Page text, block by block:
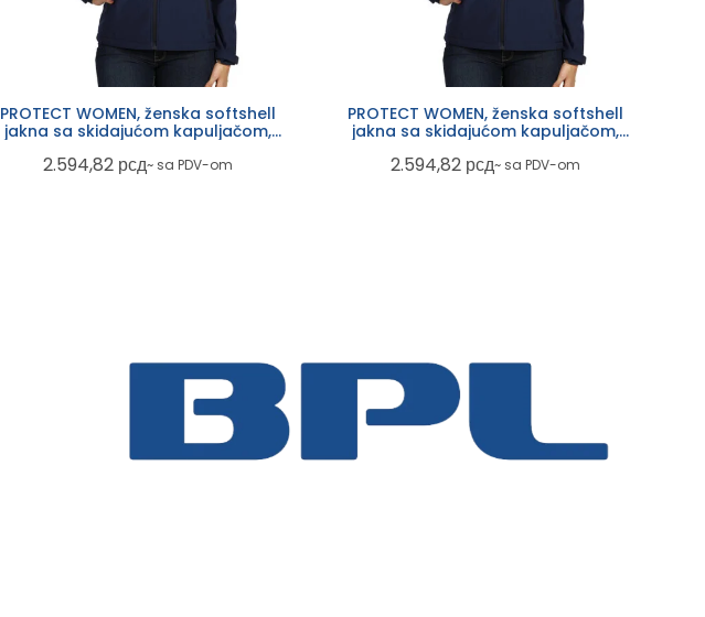
PROTECT WOMEN, ženska softshell
jakna sa skidajućom kapuljačom,
2.594,82 рсд~ sa PDV-om
PROTECT WOMEN, ženska softshell
jakna sa skidajućom kapuljačom,
2.594,82 рсд~ sa PDV-om